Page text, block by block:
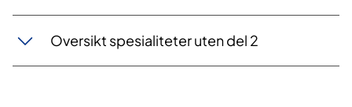
Oversikt spesialiteter uten del 2